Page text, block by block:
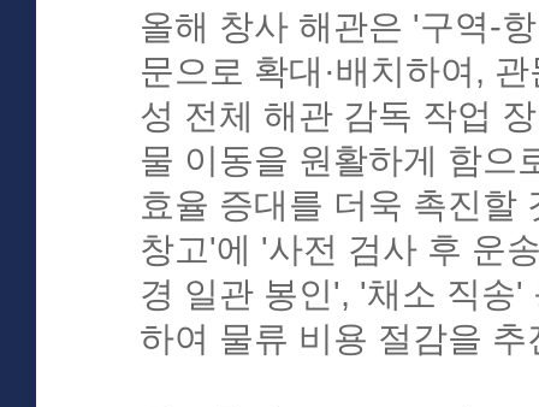
올해 창사 해관은 '구역-
문으로 확대·배치하여,
성 전체 해관 감독 작업
물 이동을 원활하게 함으
효율 증대를 더욱 촉진할
창고'에 '사전 검사 후 운
경 일관 봉인', '채소 직송
하여 물류 비용 절감을 추